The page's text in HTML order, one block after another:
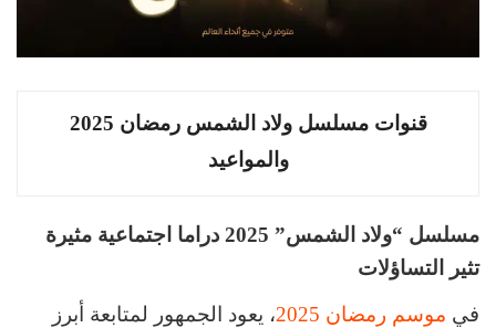
قنوات مسلسل ولاد الشمس رمضان 2025
والمواعيد
مسلسل “ولاد الشمس” 2025 دراما اجتماعية مثيرة
تثير التساؤلات
في موسم رمضان 2025
، يعود الجمهور لمتابعة أبرز